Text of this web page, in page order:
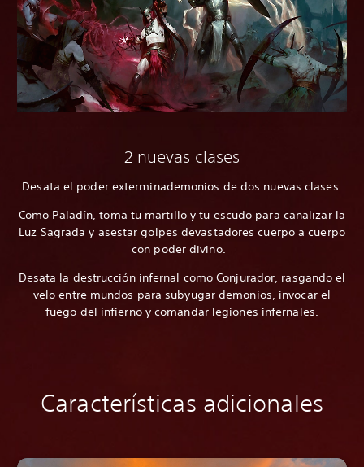
2 nuevas clases
Desata el poder exterminademonios de dos nuevas clases.
Como Paladín, toma tu martillo y tu escudo para canalizar la
Luz Sagrada y asestar golpes devastadores cuerpo a cuerpo
con poder divino.
Desata la destrucción infernal como Conjurador, rasgando el
velo entre mundos para subyugar demonios, invocar el
fuego del infierno y comandar legiones infernales.
Características adicionales